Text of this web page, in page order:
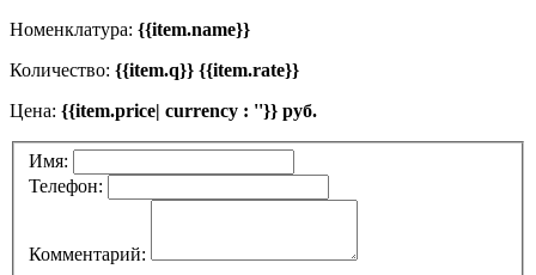
Номенклатура: {{item.name}}
Количество: {{item.q}} {{item.rate}}
Цена: {{item.price| currency : ''}} руб.
Имя:
Телефон:
Комментарий: